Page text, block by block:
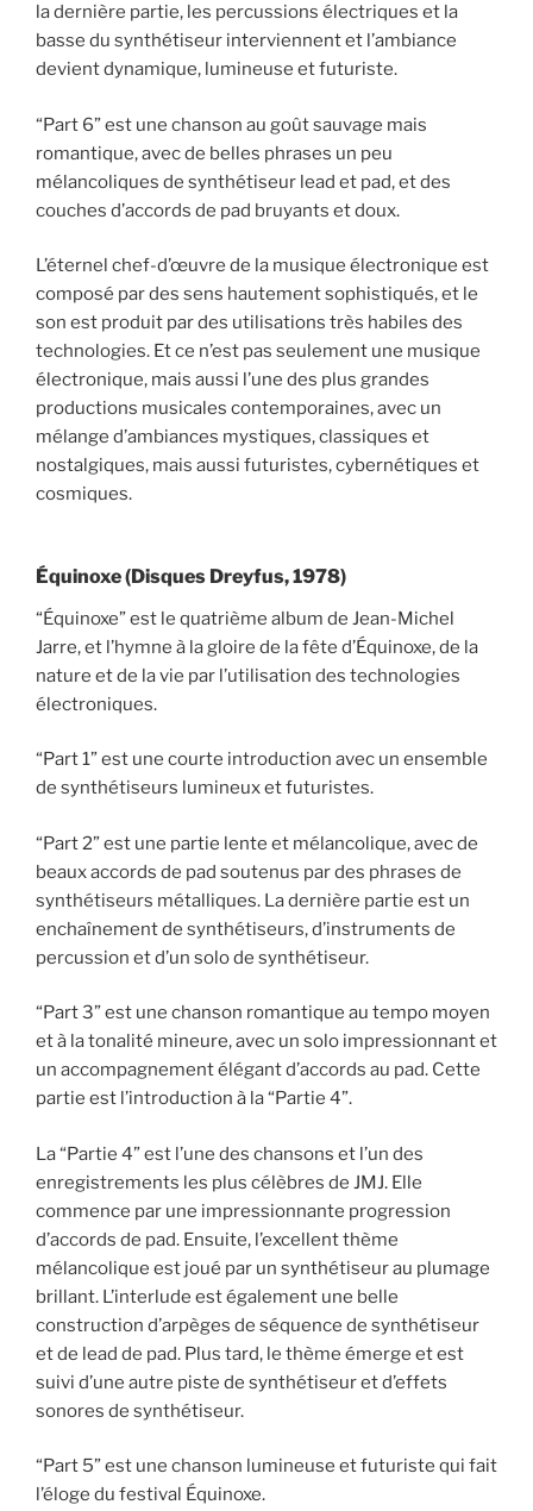
la dernière partie, les percussions électriques et la
basse du synthétiseur interviennent et l’ambiance
devient dynamique, lumineuse et futuriste.
“Part 6” est une chanson au goût sauvage mais
romantique, avec de belles phrases un peu
mélancoliques de synthétiseur lead et pad, et des
couches d’accords de pad bruyants et doux.
L’éternel chef-d’œuvre de la musique électronique est
composé par des sens hautement sophistiqués, et le
son est produit par des utilisations très habiles des
technologies. Et ce n’est pas seulement une musique
électronique, mais aussi l’une des plus grandes
productions musicales contemporaines, avec un
mélange d’ambiances mystiques, classiques et
nostalgiques, mais aussi futuristes, cybernétiques et
cosmiques.
Équinoxe (Disques Dreyfus, 1978)
“Équinoxe” est le quatrième album de Jean-Michel
Jarre, et l’hymne à la gloire de la fête d’Équinoxe, de la
nature et de la vie par l’utilisation des technologies
électroniques.
“Part 1” est une courte introduction avec un ensemble
de synthétiseurs lumineux et futuristes.
“Part 2” est une partie lente et mélancolique, avec de
beaux accords de pad soutenus par des phrases de
synthétiseurs métalliques. La dernière partie est un
enchaînement de synthétiseurs, d’instruments de
percussion et d’un solo de synthétiseur.
“Part 3” est une chanson romantique au tempo moyen
et à la tonalité mineure, avec un solo impressionnant et
un accompagnement élégant d’accords au pad. Cette
partie est l’introduction à la “Partie 4”.
La “Partie 4” est l’une des chansons et l’un des
enregistrements les plus célèbres de JMJ. Elle
commence par une impressionnante progression
d’accords de pad. Ensuite, l’excellent thème
mélancolique est joué par un synthétiseur au plumage
brillant. L’interlude est également une belle
construction d’arpèges de séquence de synthétiseur
et de lead de pad. Plus tard, le thème émerge et est
suivi d’une autre piste de synthétiseur et d’effets
sonores de synthétiseur.
“Part 5” est une chanson lumineuse et futuriste qui fait
l’éloge du festival Équinoxe.